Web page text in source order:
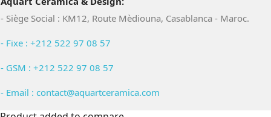
- Siège Social : KM12, Route Mèdiouna, Casablanca - Maroc.
- Fixe : +212 522 97 08 57
- GSM : +212 522 97 08 57
- Email : contact@aquartceramica.com